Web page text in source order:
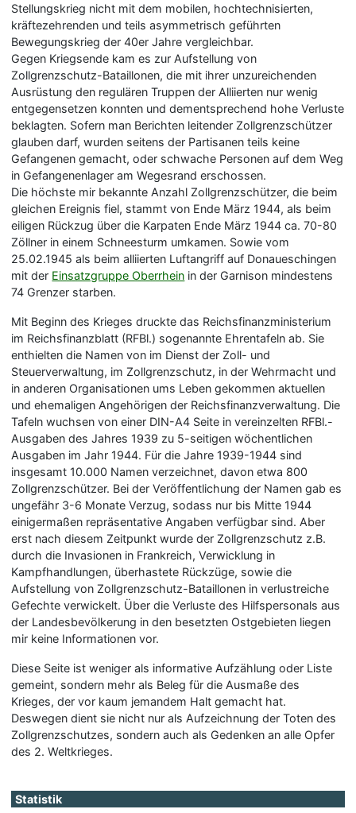
Stellungskrieg nicht mit dem mobilen, hochtechnisierten,
kräftezehrenden und teils asymmetrisch geführten
Bewegungskrieg der 40er Jahre vergleichbar.
Gegen Kriegsende kam es zur Aufstellung von
Zollgrenzschutz-Bataillonen, die mit ihrer unzureichenden
Ausrüstung den regulären Truppen der Alliierten nur wenig
entgegensetzen konnten und dementsprechend hohe Verluste
beklagten. Sofern man Berichten leitender Zollgrenzschützer
glauben darf, wurden seitens der Partisanen teils keine
Gefangenen gemacht, oder schwache Personen auf dem Weg
in Gefangenenlager am Wegesrand erschossen.
Die höchste mir bekannte Anzahl Zollgrenzschützer, die beim
gleichen Ereignis fiel, stammt von Ende März 1944, als beim
eiligen Rückzug über die Karpaten Ende März 1944 ca. 70-80
Zöllner in einem Schneesturm umkamen. Sowie vom
25.02.1945 als beim alliierten Luftangriff auf Donaueschingen
mit der Einsatzgruppe Oberrhein in der Garnison mindestens
74 Grenzer starben.
Mit Beginn des Krieges druckte das Reichsfinanzministerium
im Reichsfinanzblatt (RFBl.) sogenannte Ehrentafeln ab. Sie
enthielten die Namen von im Dienst der Zoll- und
Steuerverwaltung, im Zollgrenzschutz, in der Wehrmacht und
in anderen Organisationen ums Leben gekommen aktuellen
und ehemaligen Angehörigen der Reichsfinanzverwaltung. Die
Tafeln wuchsen von einer DIN-A4 Seite in vereinzelten RFBl.-
Ausgaben des Jahres 1939 zu 5-seitigen wöchentlichen
Ausgaben im Jahr 1944. Für die Jahre 1939-1944 sind
insgesamt 10.000 Namen verzeichnet, davon etwa 800
Zollgrenzschützer. Bei der Veröffentlichung der Namen gab es
ungefähr 3-6 Monate Verzug, sodass nur bis Mitte 1944
einigermaßen repräsentative Angaben verfügbar sind. Aber
erst nach diesem Zeitpunkt wurde der Zollgrenzschutz z.B.
durch die Invasionen in Frankreich, Verwicklung in
Kampfhandlungen, überhastete Rückzüge, sowie die
Aufstellung von Zollgrenzschutz-Bataillonen in verlustreiche
Gefechte verwickelt. Über die Verluste des Hilfspersonals aus
der Landesbevölkerung in den besetzten Ostgebieten liegen
mir keine Informationen vor.
Diese Seite ist weniger als informative Aufzählung oder Liste
gemeint, sondern mehr als Beleg für die Ausmaße des
Krieges, der vor kaum jemandem Halt gemacht hat.
Deswegen dient sie nicht nur als Aufzeichnung der Toten des
Zollgrenzschutzes, sondern auch als Gedenken an alle Opfer
des 2. Weltkrieges.
Statistik